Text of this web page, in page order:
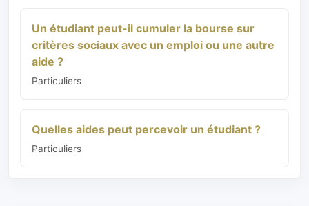
Un étudiant peut-il cumuler la bourse sur
critères sociaux avec un emploi ou une autre
aide ?
Particuliers
Quelles aides peut percevoir un étudiant ?
Particuliers